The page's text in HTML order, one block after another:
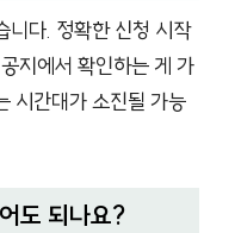
니다. 정확한 신청 시작
지에서 확인하는 게 가
시간대가 소진될 가능
도 되나요?